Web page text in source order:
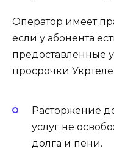
Оператор имеет
если у абонента
предоставленные
просрочки
Расторжение
услуг не
долга и пени.